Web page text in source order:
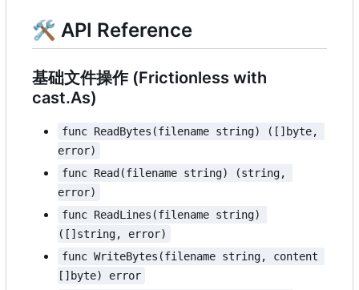
🛠 API Reference
基础文件操作 (Frictionless with
cast.As)
func ReadBytes(filename string) ([]byte,
error)
func Read(filename string) (string,
error)
func ReadLines(filename string)
([]string, error)
func WriteBytes(filename string, content
[]byte) error